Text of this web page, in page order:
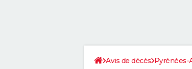
Avis de décès Pyrénées-